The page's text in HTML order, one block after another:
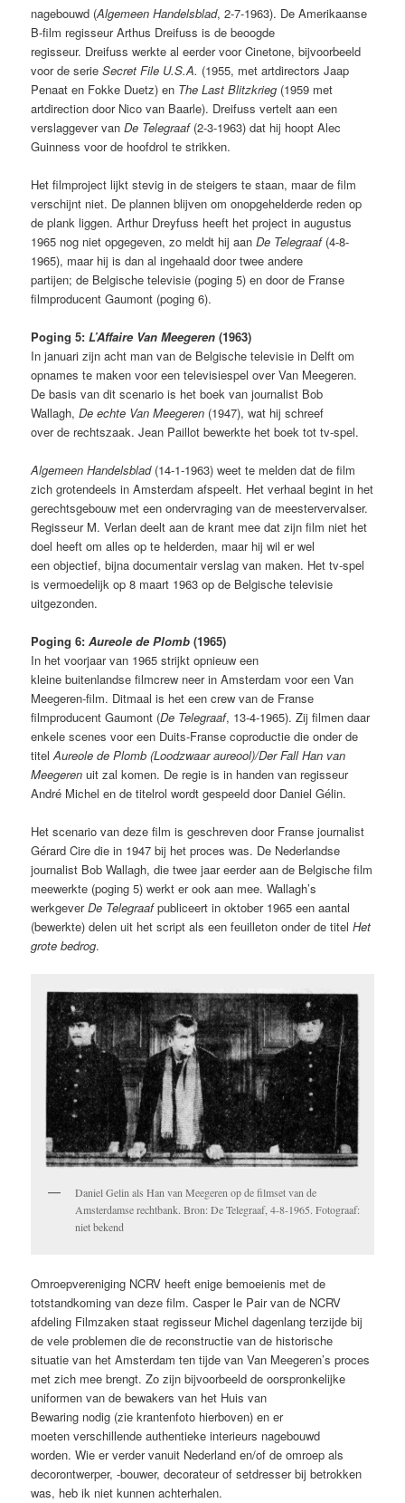
nagebouwd (Algemeen Handelsblad, 2-7-1963). De Amerikaanse
B-film regisseur Arthus Dreifuss is de beoogde
regisseur. Dreifuss werkte al eerder voor Cinetone, bijvoorbeeld
voor de serieSecret File U.S.A. (1955, met artdirectors Jaap
Penaat en Fokke Duetz) en The Last Blitzkrieg (1959 met
artdirection door Nico van Baarle). Dreifuss vertelt aan een
verslaggever vanDe Telegraaf(2-3-1963) dat hij hoopt Alec
Guinness voor de hoofdrol te strikken.
Het filmproject lijkt stevig in de steigers te staan, maar de film
verschijnt niet. De plannen blijven om onopgehelderde reden op
de plank liggen. Arthur Dreyfuss heeft het project in augustus
1965 nog niet opgegeven, zo meldt hij aanDe Telegraaf(4-8-
1965), maar hij is dan al ingehaald door twee andere
partijen; de Belgische televisie (poging 5) en door de Franse
filmproducent Gaumont (poging 6).
Poging 5:L’Affaire Van Meegeren (1963)
In januari zijn acht man van de Belgische televisie in Delft om
opnames te maken voor een televisiespel over Van Meegeren.
De basis van dit scenario is het boek van journalist Bob
Wallagh,De echte Van Meegeren (1947), wat hij schreef
over de rechtszaak. Jean Paillot bewerkte het boek tot tv-spel.
Algemeen Handelsblad(14-1-1963) weet te melden dat de film
zich grotendeels in Amsterdam afspeelt. Het verhaal begint in het
gerechtsgebouw met een ondervraging van de meestervervalser.
Regisseur M. Verlan deelt aan de krant mee dat zijn film niet het
doel heeft om alles op te helderden, maar hij wil er wel
een objectief, bijna documentair verslag van maken. Het tv-spel
is vermoedelijk op 8 maart 1963 op de Belgische televisie
uitgezonden.
Poging 6:Aureole de Plomb (1965)
In het voorjaar van 1965 strijkt opnieuw een
kleine buitenlandse filmcrew neer in Amsterdam voor een Van
Meegeren-film. Ditmaal is het een crew van de Franse
filmproducent Gaumont (De Telegraaf, 13-4-1965). Zij filmen daar
enkele scenes voor een Duits-Franse coproductie die onder de
titelAureole de Plomb (Loodzwaar aureool)/Der Fall Han van
Meegeren uit zal komen. De regie is in handen van regisseur
André Michel en de titelrol wordt gespeeld door Daniel Gélin.
Het scenario van deze film is geschreven door Franse journalist
Gérard Cire die in 1947 bij het proces was. De Nederlandse
journalist Bob Wallagh, die twee jaar eerder aan de Belgische film
meewerkte (poging 5) werkt er ook aan mee. Wallagh’s
werkgeverDe Telegraafpubliceert in oktober 1965 een aantal
(bewerkte) delen uit het script als een feuilleton onder de titelHet
grote bedrog.
Daniel Gelin als Han van Meegeren op de filmset van de
Amsterdamse rechtbank. Bron: De Telegraaf, 4-8-1965. Fotograaf:
niet bekend
Omroepvereniging NCRV heeft enige bemoeienis met de
totstandkoming van deze film. Casper le Pair van de NCRV
afdeling Filmzaken staat regisseur Michel dagenlang terzijde bij
de vele problemen die de reconstructie van de historische
situatie van het Amsterdam ten tijde van Van Meegeren’s proces
met zich mee brengt. Zo zijn bijvoorbeeld de oorspronkelijke
uniformen van de bewakers van het Huis van
Bewaring nodig (zie krantenfoto hierboven) en er
moeten verschillende authentieke interieurs nagebouwd
worden. Wie er verder vanuit Nederland en/of de omroep als
decorontwerper, -bouwer, decorateur of setdresser bij betrokken
was, heb ik niet kunnen achterhalen.